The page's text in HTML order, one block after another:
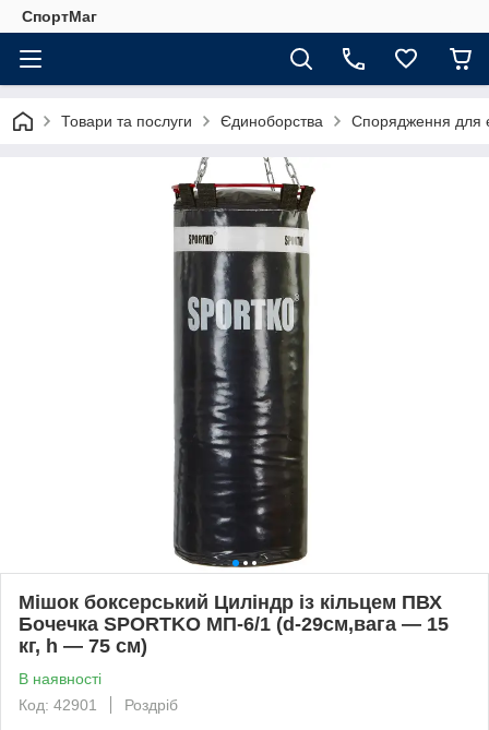
СпортМаг
Товари та послуги Єдиноборства Спорядження для
Мішок боксерський Циліндр із кільцем ПВХ
Бочечка SPORTKO MП-6/1 (d-29см,вага — 15
кг, h — 75 см)
В наявності
Код: 42901
Роздріб